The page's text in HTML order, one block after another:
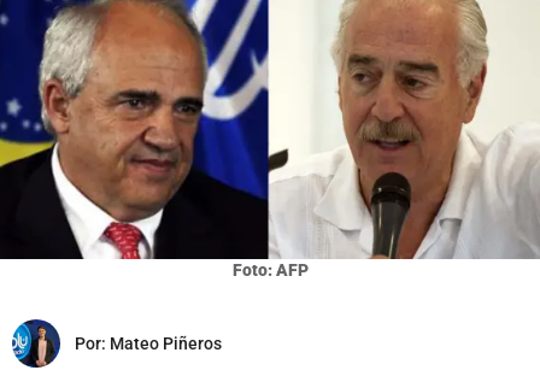
Foto: AFP
Por: Mateo Piñeros